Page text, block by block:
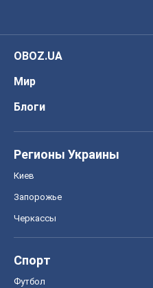
OBOZ.UA
Мир
Блоги
Регионы Украины
Киев
Запорожье
Черкассы
Спорт
Футбол